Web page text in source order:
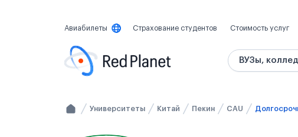
Авиабилеты Страхование студентов Стоимость услуг
ВУЗы,
Университеты Китай Пекин CAU